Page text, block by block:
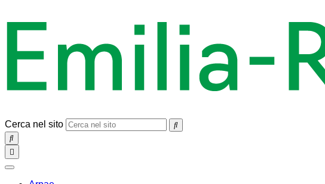
Cerca nel sito
SEARCH
Toggle
navigation
chiudi